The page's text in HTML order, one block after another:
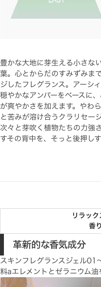
豊かな大地に芽生える小さな
葉。心とからだのすみずみま
ジしたフレグランス。アーシ
穏やかなアンバーをベースに
が爽やかさを加えます。やわ
と苦みが溶け合うクラリセー
次々と芽吹く植物たちの力強
すその背中を、そっと後押し
リラッ
香
革新的な香気成分
スキンフレグランスジェル
料aエレメントとゼラニウム油